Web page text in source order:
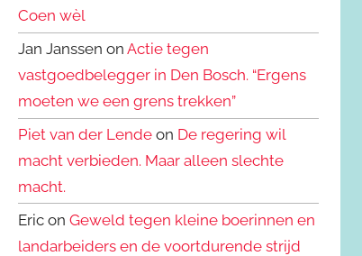
Coen wèl
Jan Janssen onActie tegen
vastgoedbelegger in Den Bosch. “Ergens
moeten we een grens trekken”
Piet van der Lende on De regering wil
macht verbieden. Maar alleen slechte
macht.
Eric onGeweld tegen kleine boerinnen en
landarbeiders en de voortdurende strijd